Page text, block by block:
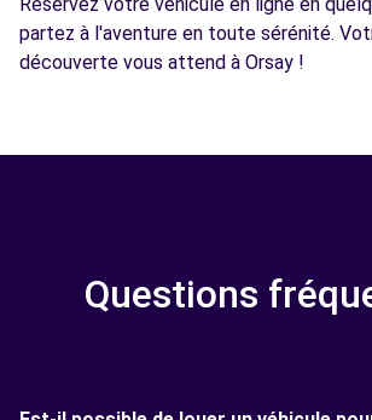
partez à l'aventure en toute sérénité.
découverte vous attend à Orsay !
Questions